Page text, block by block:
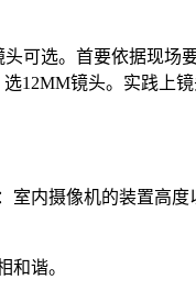
可选。首要依据现
12MM镜头。实践上
内摄像机的装置高
和谐。